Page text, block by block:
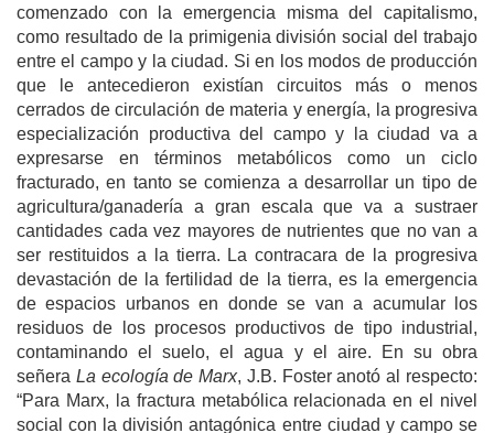
comenzado con la emergencia misma del capitalismo,
como resultado de la primigenia división social del trabajo
entre el campo y la ciudad. Si en los modos de producción
que le antecedieron existían circuitos más o menos
cerrados de circulación de materia y energía, la progresiva
especialización productiva del campo y la ciudad va a
expresarse en términos metabólicos como un ciclo
fracturado, en tanto se comienza a desarrollar un tipo de
agricultura/ganadería a gran escala que va a sustraer
cantidades cada vez mayores de nutrientes que no van a
ser restituidos a la tierra. La contracara de la progresiva
devastación de la fertilidad de la tierra, es la emergencia
de espacios urbanos en donde se van a acumular los
residuos de los procesos productivos de tipo industrial,
contaminando el suelo, el agua y el aire. En su obra
señera La ecología de Marx, J.B. Foster anotó al respecto:
“Para Marx, la fractura metabólica relacionada en el nivel
social con la división antagónica entre ciudad y campo se